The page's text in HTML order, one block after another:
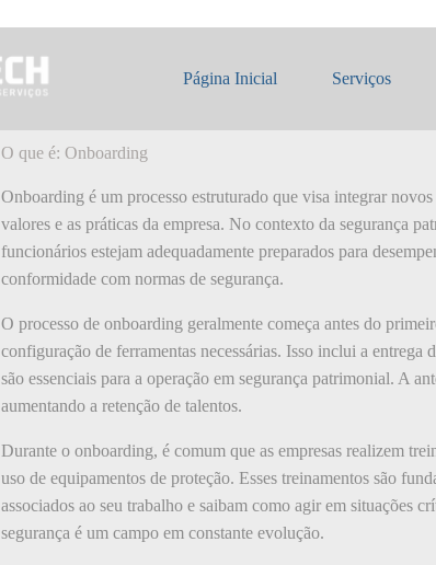
Página Inicial Serviços
O que é: Onboarding
O que é: Onboarding
Onboarding é um processo estruturado que visa integrar
valores e as práticas da empresa. No contexto da segurança
funcionários estejam adequadamente preparados para
conformidade com normas de segurança.
O processo de onboarding geralmente começa antes do
configuração de ferramentas necessárias. Isso inclui a
são essenciais para a operação em segurança patrimonial. A
aumentando a retenção de talentos.
Durante o onboarding, é comum que as empresas realizem
uso de equipamentos de proteção. Esses treinamentos são
associados ao seu trabalho e saibam como agir em situações
segurança é um campo em constante evolução.